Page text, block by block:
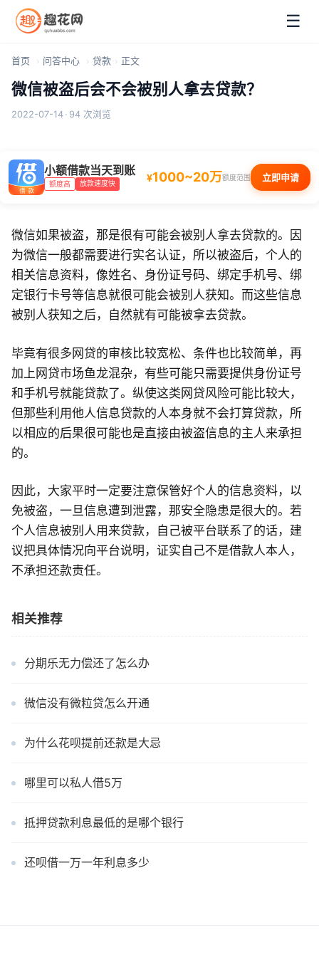
☰
首页 问答中心 贷款 正文
微信被盗后会不会被别人拿去贷款？
2022-07-14 · 94 次浏览
小额借款当天到账
额度高 放款速度快 ¥1000~20万额度范围 立即申请
微信如果被盗，那是很有可能会被别人拿去贷款的。因
为微信一般都需要进行实名认证，所以被盗后，个人的
相关信息资料，像姓名、身份证号码、绑定手机号、绑
定银行卡号等信息就很可能会被别人获知。而这些信息
被别人获知之后，自然就有可能被拿去贷款。
毕竟有很多网贷的审核比较宽松、条件也比较简单，再
加上网贷市场鱼龙混杂，有些可能只需要提供身份证号
和手机号就能贷款了。纵使这类网贷风险可能比较大，
但那些利用他人信息贷款的人本身就不会打算贷款，所
以相应的后果很可能也是直接由被盗信息的主人来承担
的。
因此，大家平时一定要注意保管好个人的信息资料，以
免被盗，一旦信息遭到泄露，那安全隐患是很大的。若
个人信息被别人用来贷款，自己被平台联系了的话，建
议把具体情况向平台说明，证实自己不是借款人本人，
不承担还款责任。
相关推荐
分期乐无力偿还了怎么办
微信没有微粒贷怎么开通
为什么花呗提前还款是大忌
哪里可以私人借5万
抵押贷款利息最低的是哪个银行
还呗借一万一年利息多少